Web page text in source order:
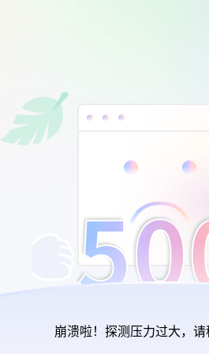
崩溃啦！探测压力过大，